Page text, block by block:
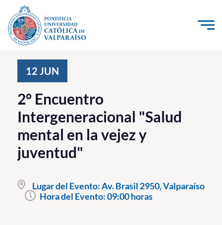
Click acá para ir directamente al contenido
Investigación, Creación e Innovación
PUCV Internacional
Vinculación con el Medio
Admisión
Pregrado
Postgrado
12 JUN
2° Encuentro
Intergeneracional "Salud
mental en la vejez y
juventud"
Lugar del Evento:Av. Brasil 2950, Valparaíso
Hora del Evento:09:00 horas